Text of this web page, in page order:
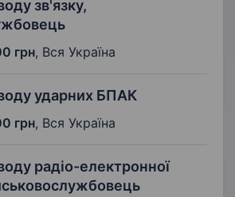
зв'язку,
грн, Вся Україна
ударних БПАК
грн, Вся Україна
радіо-електронної